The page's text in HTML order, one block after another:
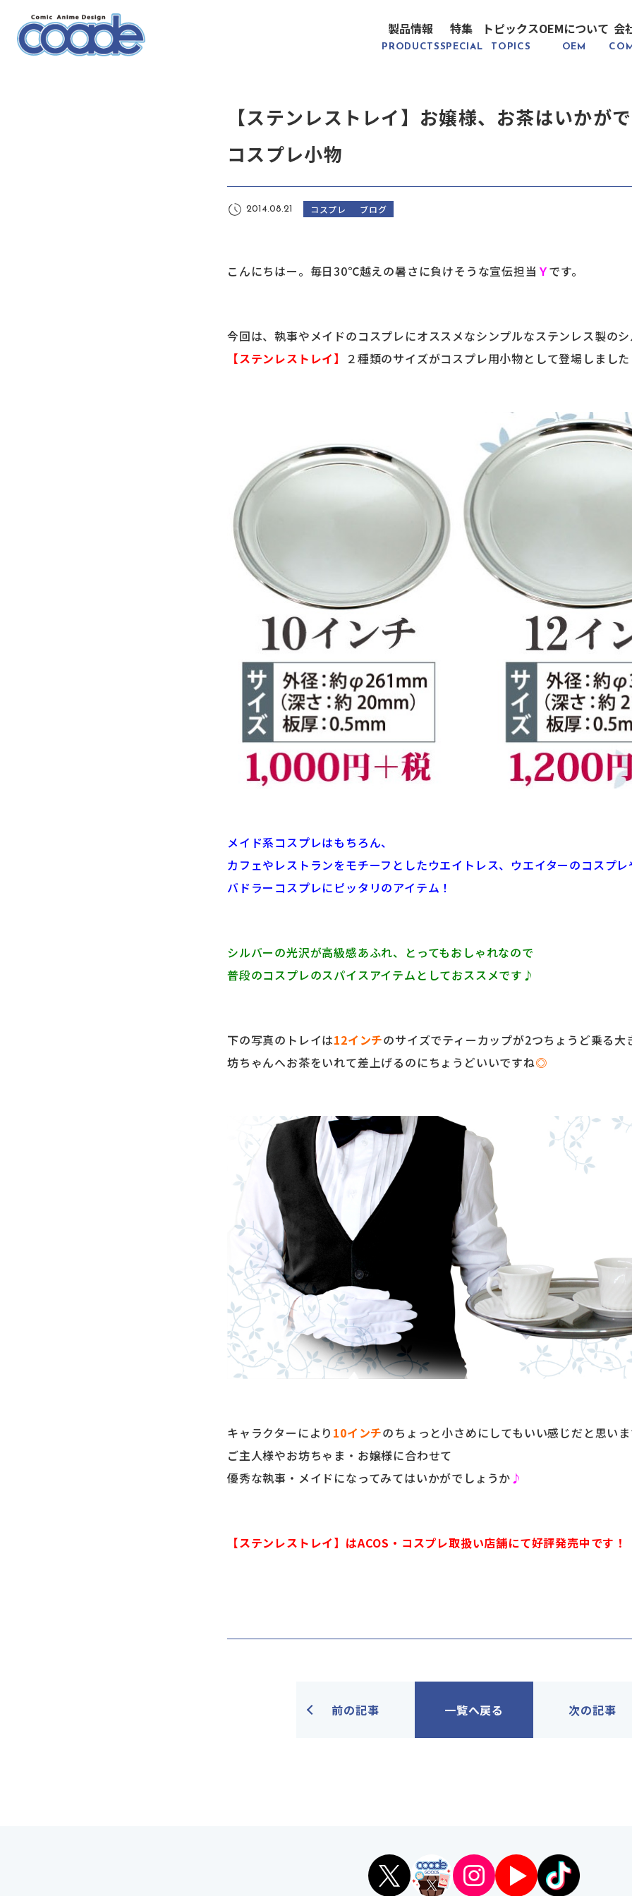
製品情報
PRODUCTS
特集
SPECIAL
トピックス
TOPICS
OEMについて
OEM
会
【ステンレストレイ】お嬢様、お茶はいかが
コスプレ小物
2014.08.21 コスプレ ブログ
こんにちはー。毎日30℃越えの暑さに負けそうな宣伝担当 Ｙです。
今回は、執事やメイドのコスプレにオススメなシンプルなステンレス製の
【ステンレストレイ】
２種類のサイズがコスプレ用小物として登場しまし
メイド系コスプレはもちろん、
カフェやレストランをモチーフとしたウエイトレス、ウエイターのコスプレ
バドラーコスプレにピッタリのアイテム！
シルバーの光沢が高級感あふれ、とってもおしゃれなので
普段のコスプレのスパイスアイテムとしておススメです♪
下の写真のトレイは12インチのサイズでティーカップが2つちょうど乗る大
坊ちゃんへお茶をいれて差上げるのにちょうどいいですね◎
キャラクターにより 10インチのちょっと小さめにしてもいい感じだと思い
ご主人様やお坊ちゃま・お嬢様に合わせて
優秀な執事・メイドになってみてはいかがでしょうか♪
【ステンレストレイ】はACOS・コスプレ取扱い店舗にて好評発売中です！
前の記事 一覧へ戻る 次の記事